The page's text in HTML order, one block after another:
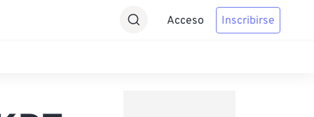
Acceso Inscribirse